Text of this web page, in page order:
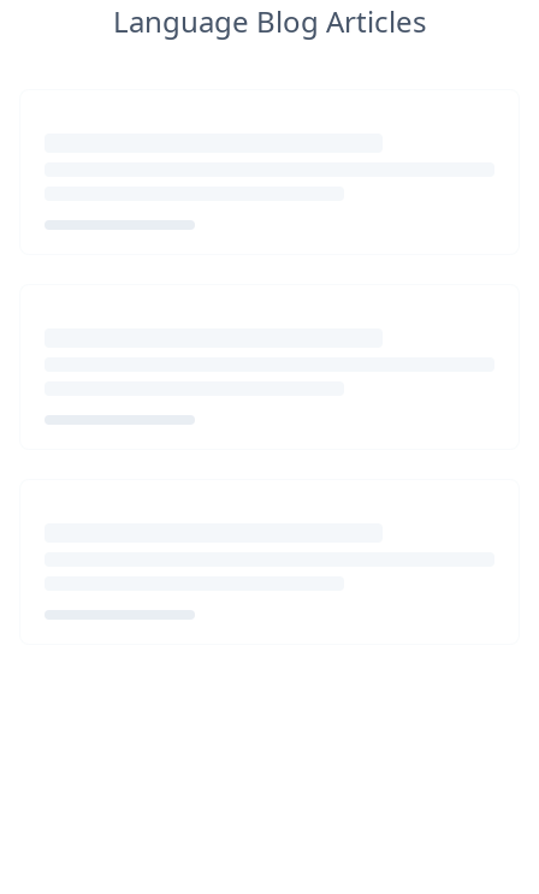
Language Blog Articles